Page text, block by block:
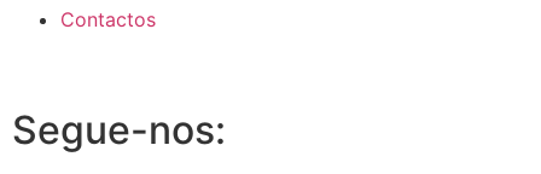
Contactos
Segue-nos: